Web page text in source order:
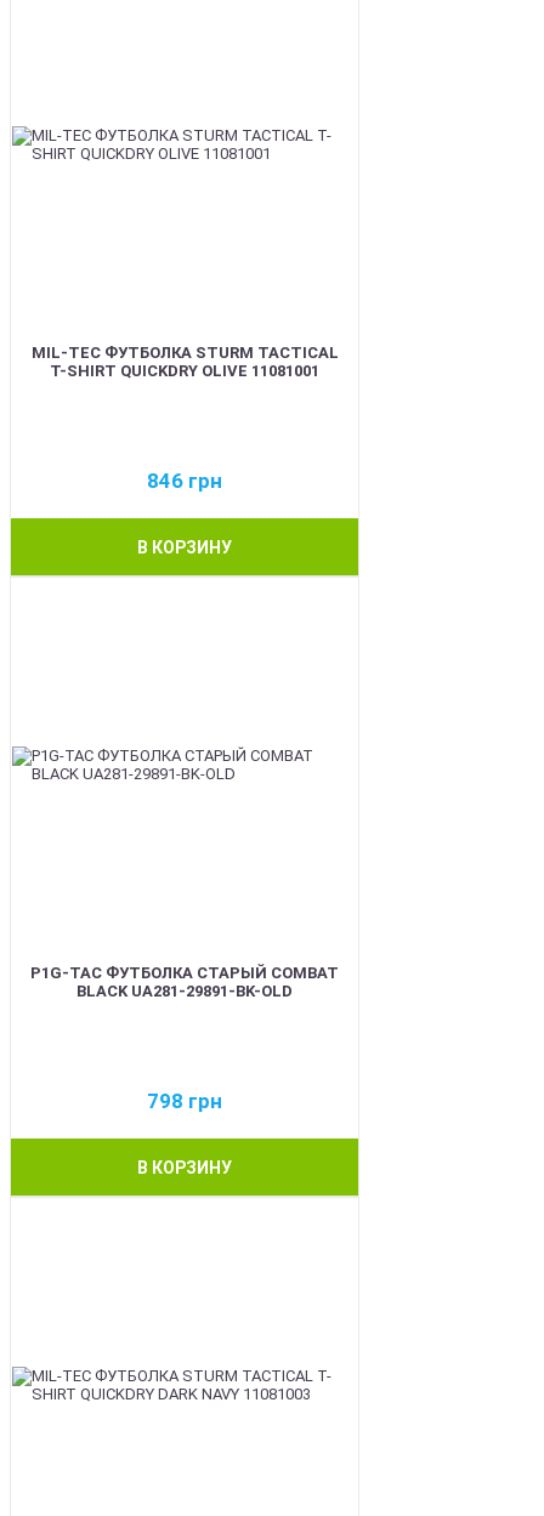
MIL-TEC ФУТБОЛКА STURM TACTICAL
T-SHIRT QUICKDRY OLIVE 11081001
846 грн
В КОРЗИНУ
P1G-TAC ФУТБОЛКА СТАРЫЙ COMBAT
BLACK UA281-29891-BK-OLD
798 грн
В КОРЗИНУ